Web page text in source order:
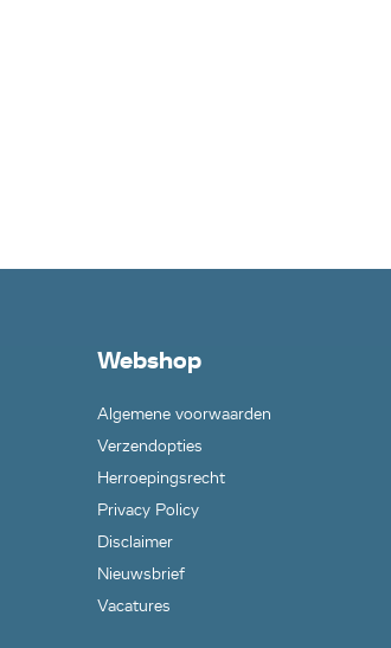
Webshop
Algemene voorwaarden
Verzendopties
Herroepingsrecht
Privacy Policy
Disclaimer
Nieuwsbrief
Vacatures